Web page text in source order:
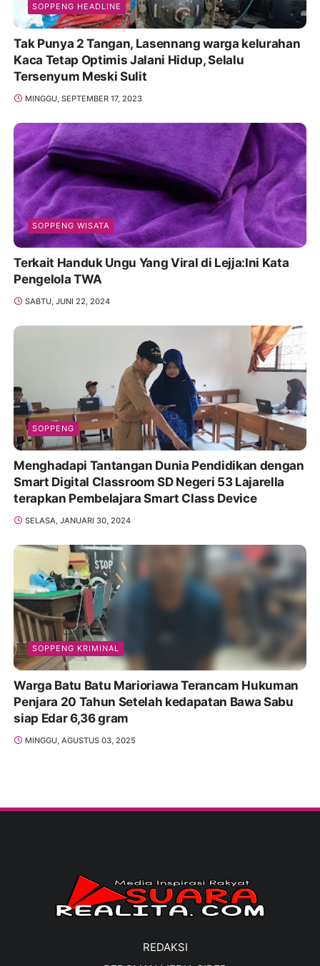
SOPPENG HEADLINE
Tak Punya 2 Tangan, Lasennang warga kelurahan
Kaca Tetap Optimis Jalani Hidup, Selalu
Tersenyum Meski Sulit
MINGGU, SEPTEMBER 17, 2023
SOPPENG WISATA
Terkait Handuk Ungu Yang Viral di Lejja:Ini Kata
Pengelola TWA
SABTU, JUNI 22, 2024
SOPPENG
Menghadapi Tantangan Dunia Pendidikan dengan
Smart Digital Classroom SD Negeri 53 Lajarella
terapkan Pembelajara Smart Class Device
SELASA, JANUARI 30, 2024
SOPPENG KRIMINAL
Warga Batu Batu Marioriawa Terancam Hukuman
Penjara 20 Tahun Setelah kedapatan Bawa Sabu
siap Edar 6,36 gram
MINGGU, AGUSTUS 03, 2025
REDAKSI